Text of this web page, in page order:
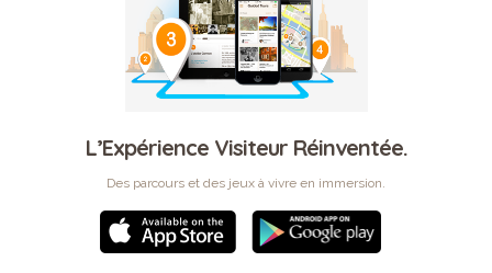
L’Expérience Visiteur Réinventée.
Des parcours et des jeux à vivre en immersion.